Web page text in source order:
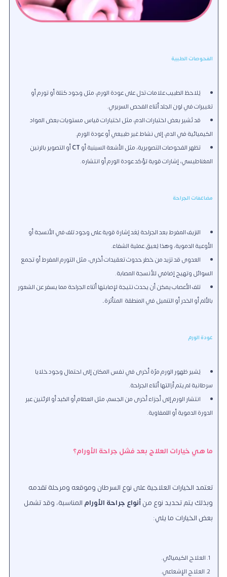
الفحوصات الطبية
يُلاحظ الطبيب علامات تدل على عودة الورم، مثل وجود كتلة أو تورم أو
تغييرات في لون الجلد أثناء الفحص السريري.
قد تُشير بعض اختبارات الدم، مثل اختبارات قياس مستويات بعض المواد
الكيميائية في الدم، إلى نشاط غير طبيعي أو عودة الورم.
تظهر الفحوصات التصويرية، مثل الأشعة السينية أوCTأو التصوير بالرنين
المغناطيسي، إشارات قوية تؤكد عودة الورم أو انتشاره.
مضاعفات الجراحة
النزيف المفرط بعد الجراحة يُعَدُّ إشارة قوية على وجود تلف في الأنسجة أو
الأوعية الدموية، وهذا يُعيق عملية الشفاء.
العدوى قد تزيد من خطر حدوث تعقيدات أخرى، مثل التورم المفرط أو تجمع
السوائل وتهيج إضافي للأنسجة المصابة.
تلف الأعصاب يمكن أن يحدث نتيجة لإصابتها أثناء الجراحة مما يسفر عن الشعور
بالألم أو الخدر أو التنميل في المنطقة المتأثرة.
عودة الورم
يُشير ظهور الورم مرّة أخرى في نفس المكان إلى احتمال وجود خلايا
سرطانية لم يتم أزالتها أثناء الجراحة.
انتشار الورم إلى أجزاء أخرى من الجسم، مثل العظام أو الكبد أو الرئتين عبر
الدورة الدموية أو اللمفاوية.
ما هي خيارات العلاج بعد فشل جراحة الأورام؟
تعتمد الخيارات العلاجية على نوع السرطان وموقعه ومرحلة تقدمه
وبذلك يتم تحديد نوع منأنواع جراحة الأورام المناسبة، وقد تشمل
بعض الخيارات ما يلي:
العلاج الكيميائي.
العلاج الإشعاعي.